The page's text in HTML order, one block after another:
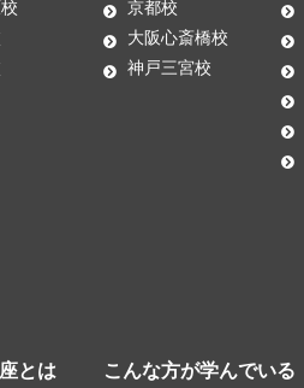
京都校
大阪心斎橋校
神戸三宮校
とは こんな方が学んでいる